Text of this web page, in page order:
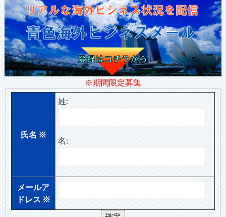
※期間限定募集
氏名 ※
姓:
名:
メールア
ドレス ※